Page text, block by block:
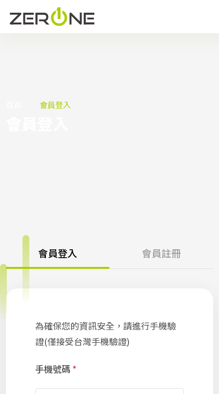
會員登入
會員登入 會員註冊
為確保您的資訊安全，請進行手機驗
證(僅接受台灣手機驗證)
手機號碼 *